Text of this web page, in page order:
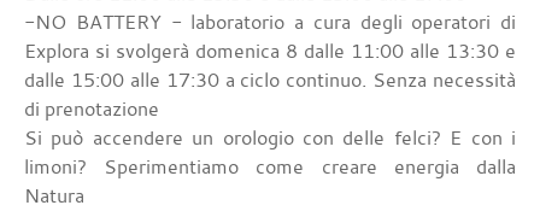
-NO BATTERY - laboratorio a cura degli operatori di
Explora si svolgerà domenica 8 dalle 11:00 alle 13:30 e
dalle 15:00 alle 17:30 a ciclo continuo. Senza necessità
di prenotazione
Si può accendere un orologio con delle felci? E con i
limoni? Sperimentiamo come creare energia dalla
Natura